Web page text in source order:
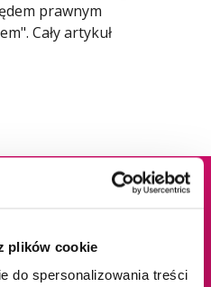
plików cookie
do spersonalizowania treści
prawnym
Cały artykuł
Cieszyn